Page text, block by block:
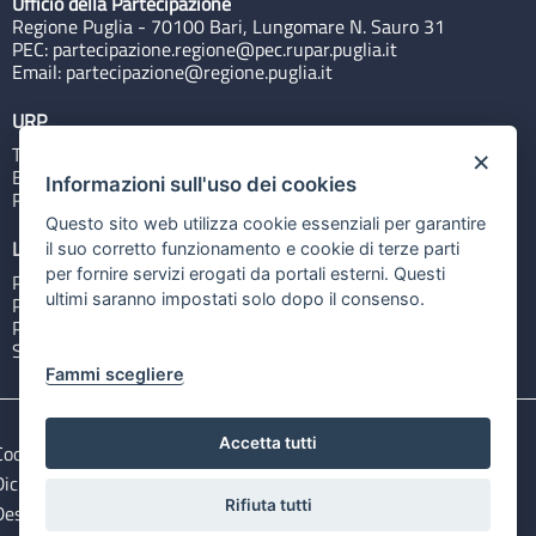
Regione Puglia - 70100 Bari, Lungomare N. Sauro 31
PEC: partecipazione.regione@pec.rupar.puglia.it
Email: partecipazione@regione.puglia.it
URP
Tel: 800713939
Email:quiregione@regione.puglia.it
Rubrica
Link utili
Portale Istituzionale
PO FESR Puglia 2014-2020
PSR Puglia 2014-2020
Sistema Puglia
e privacy
Note legali
di accessibilità
ficheros de datos abiertos
×
Informazioni sull'uso dei cookies
Questo sito web utilizza cookie essenziali per garantire
il suo corretto funzionamento e cookie di terze parti
per fornire servizi erogati da portali esterni. Questi
ultimi saranno impostati solo dopo il consenso.
Fammi scegliere
Accetta tutti
Rifiuta tutti